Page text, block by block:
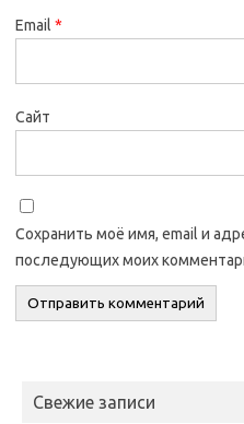
Email *
Сайт
Сохранить моё имя, email и
последующих моих
Свежие записи